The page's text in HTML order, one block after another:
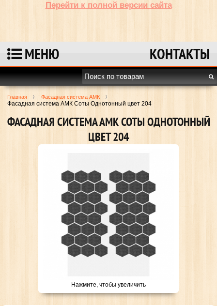
Перейти к полной версии сайта
МЕНЮ КОНТАКТЫ
Главная Фасадная система АМК
Фасадная система АМК Соты Однотонный цвет 204
ФАСАДНАЯ СИСТЕМА АМК СОТЫ ОДНОТОННЫЙ
ЦВЕТ 204
Нажмите, чтобы увеличить